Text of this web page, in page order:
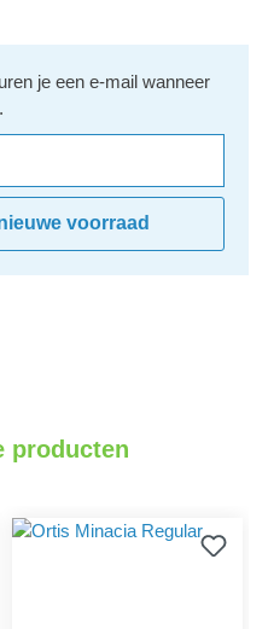
je een e-mail wanneer
voorraad
producten